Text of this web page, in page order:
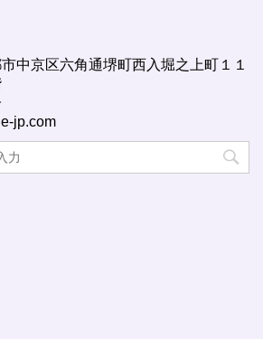
中京区六角通堺町西入堀之上町１１
jp.com